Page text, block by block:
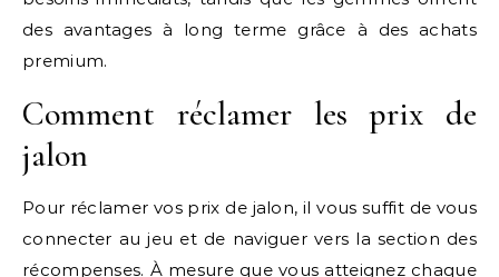
des avantages à long terme grâce à des achats
premium.
Comment réclamer les prix de
jalon
Pour réclamer vos prix de jalon, il vous suffit de vous
connecter au jeu et de naviguer vers la section des
récompenses. À mesure que vous atteignez chaque